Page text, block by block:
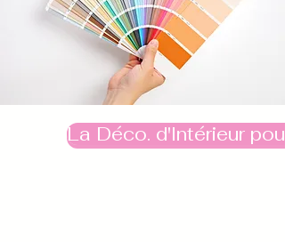
La Déco. d'Intérieur